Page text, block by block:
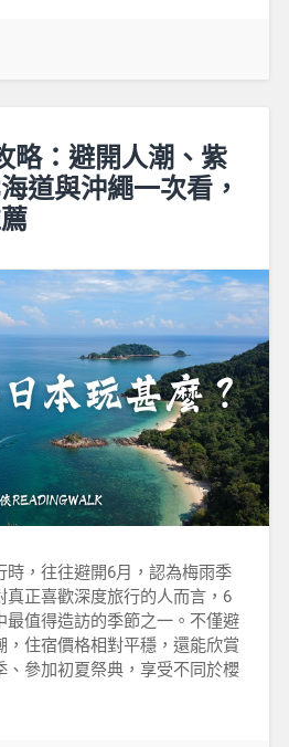
略：避開人潮、紫
道與沖繩一次看，
時，往往避開6月，認為梅雨季
真正喜歡深度旅行的人而言，6
最值得造訪的季節之一。不僅避
，住宿價格相對平穩，還能欣賞
、參加初夏祭典，享受不同於櫻